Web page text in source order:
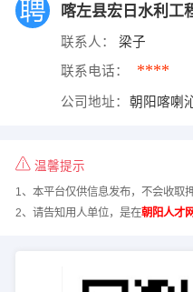
喀左县宏日水利工
联系人： 梁子
联系电话： ****
公司地址： 朝阳喀喇
温馨提示
1、本平台仅供信息发布，不会收取
2、请告知用人单位，是在朝阳人才